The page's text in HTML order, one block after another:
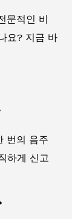
문적인 비
요? 지금 바
번의 음주
하게 신고